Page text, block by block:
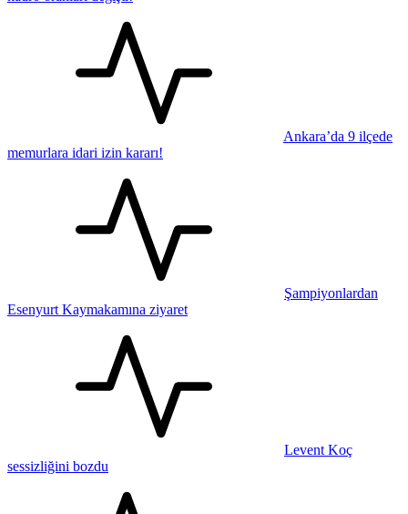
Ankara’da 9 ilçede
memurlara idari izin kararı!
Şampiyonlardan
Esenyurt Kaymakamına ziyaret
Levent Koç
sessizliğini bozdu